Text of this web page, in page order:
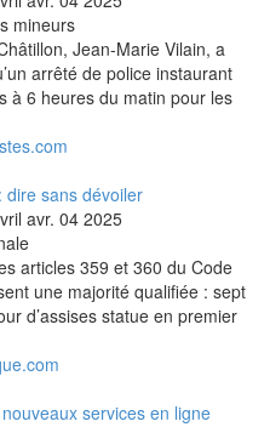
mineurs
Jean-Marie Vilain, a
arrêté de police instaurant
à 6 heures du matin pour les
dire sans dévoiler
avr. 04 2025
articles 359 et 360 du Code
une majorité qualifiée : sept
d’assises statue en premier
services en ligne